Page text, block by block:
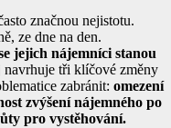
značnou nejistotu.
ze dne na den.
jejich nájemníci stanou
tři klíčové změny
zabránit: omezení
zvýšení nájemného po
pro vystěhování.